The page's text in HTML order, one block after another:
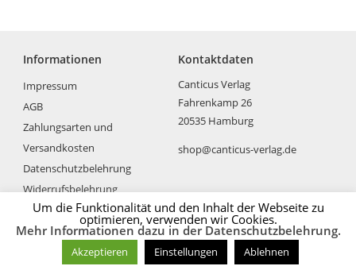
Informationen
Impressum
AGB
Zahlungsarten und
Versandkosten
Datenschutzbelehrung
Widerrufsbelehrung
Kontaktdaten
Canticus Verlag
Fahrenkamp 26
20535 Hamburg
shop@canticus-verlag.de
Um die Funktionalität und den Inhalt der Webseite zu
optimieren, verwenden wir Cookies.
Mehr Informationen dazu in der Datenschutzbelehrung.
Akzeptieren Einstellungen Ablehnen